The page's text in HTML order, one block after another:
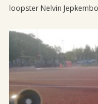
loopster Nelvin